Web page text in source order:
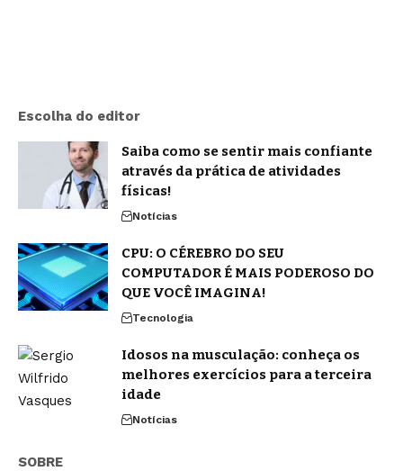
Escolha do editor
Saiba como se sentir mais confiante
através da prática de atividades
físicas!
Notícias
CPU: O CÉREBRO DO SEU
COMPUTADOR É MAIS PODEROSO DO
QUE VOCÊ IMAGINA!
Tecnologia
Idosos na musculação: conheça os
melhores exercícios para a terceira
idade
Notícias
SOBRE